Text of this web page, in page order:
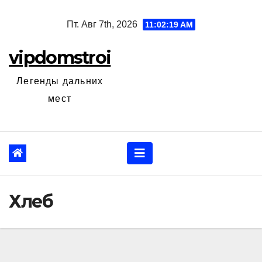
Пт. Авг 7th, 2026 11:02:20 AM
vipdomstroi
Легенды дальних
мест
Хлеб